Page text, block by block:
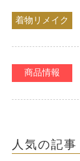
着物リメイク
商品情報
人気の記事